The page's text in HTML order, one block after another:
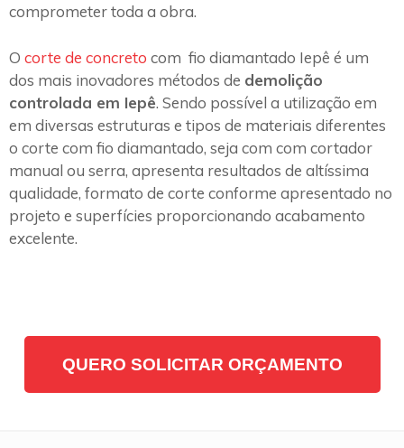
comprometer toda a obra.
O corte de concreto com fio diamantado Iepê é um
dos mais inovadores métodos de demolição
controlada em Iepê. Sendo possível a utilização em
em diversas estruturas e tipos de materiais diferentes
o corte com fio diamantado, seja com com cortador
manual ou serra, apresenta resultados de altíssima
qualidade, formato de corte conforme apresentado no
projeto e superfícies proporcionando acabamento
excelente.
QUERO SOLICITAR ORÇAMENTO